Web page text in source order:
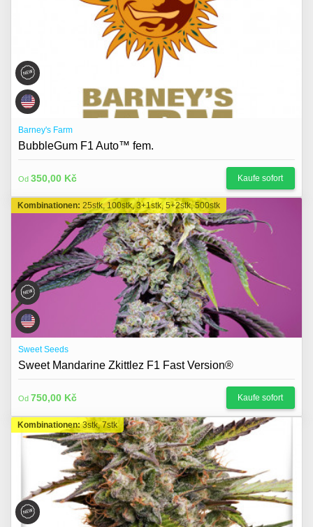
Barney's Farm
BubbleGum F1 Auto™ fem.
Od 350,00 Kč Kaufe sofort
Kombinationen: 25stk, 100stk, 3+1stk, 5+2stk, 500stk
Sweet Seeds
Sweet Mandarine Zkittlez F1 Fast Version®
Od 750,00 Kč Kaufe sofort
Kombinationen:3stk, 7stk